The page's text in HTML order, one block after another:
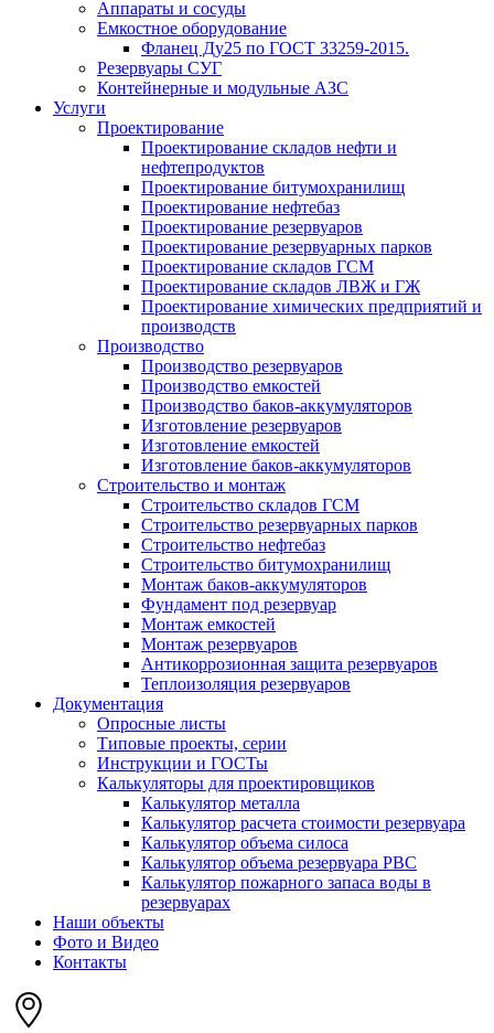
Аппараты и сосуды
Емкостное оборудование
Фланец Ду25 по ГОСТ 33259-2015.
Резервуары СУГ
Контейнерные и модульные АЗС
Услуги
Проектирование
Проектирование складов нефти и
нефтепродуктов
Проектирование битумохранилищ
Проектирование нефтебаз
Проектирование резервуаров
Проектирование резервуарных парков
Проектирование складов ГСМ
Проектирование складов ЛВЖ и ГЖ
Проектирование химических предприятий и
производств
Производство
Производство резервуаров
Производство емкостей
Производство баков-аккумуляторов
Изготовление резервуаров
Изготовление емкостей
Изготовление баков-аккумуляторов
Строительство и монтаж
Строительство складов ГСМ
Строительство резервуарных парков
Строительство нефтебаз
Строительство битумохранилищ
Монтаж баков-аккумуляторов
Фундамент под резервуар
Монтаж емкостей
Монтаж резервуаров
Антикоррозионная защита резервуаров
Теплоизоляция резервуаров
Документация
Опросные листы
Типовые проекты, серии
Инструкции и ГОСТы
Калькуляторы для проектировщиков
Калькулятор металла
Калькулятор расчета стоимости резервуара
Калькулятор объема силоса
Калькулятор объема резервуара РВС
Калькулятор пожарного запаса воды в
резервуарах
Наши объекты
Фото и Видео
Контакты